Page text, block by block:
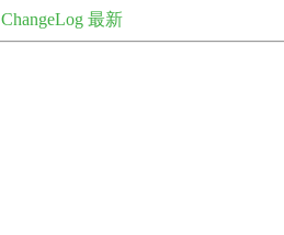
ChangeLog 最新